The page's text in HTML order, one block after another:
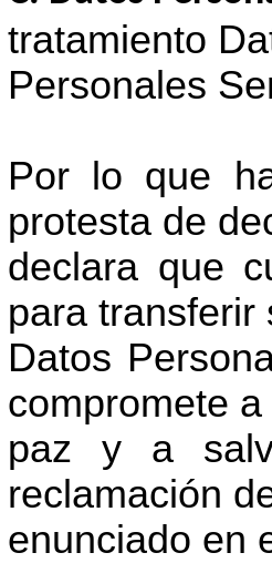
tratamiento
Personales
Por lo que
protesta de
declara que
para transferir
Datos
compromete
paz y a
reclamación
enunciado en